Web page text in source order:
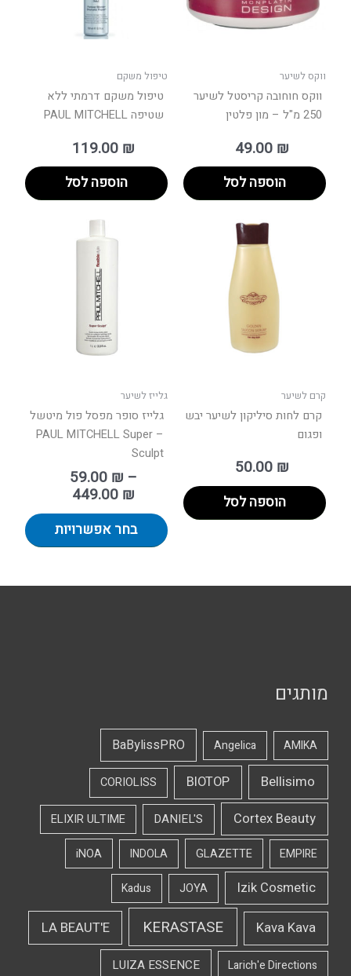
ווקס לשיער
ווקס חוחובה קריסטל לשיער
250 מ"ל – מון פלטין
49.00 ₪
הוספה לסל
טיפול משקם
טיפול משקם דרמתי ללא
שטיפה PAUL MITCHELL
119.00 ₪
הוספה לסל
קרם לשיער
קרם לחות סיליקון לשיער יבש
ופגום
50.00 ₪
הוספה לסל
גלייז לשיער
גלייז סופר מפסל פול מיטשל
– PAUL MITCHELL Super
Sculpt
59.00 ₪ –
449.00 ₪
בחר אפשרויות
מותגים
AMIKA
Angelica
BaBylissPRO
Bellisimo
BIOTOP
CORIOLISS
Cortex Beauty
DANIEL'S
ELIXIR ULTIME
EMPIRE
GLAZETTE
INDOLA
iNOA
Izik Cosmetic
JOYA
Kadus
Kava Kava
KERASTASE
LA BEAUT'E
Larich'e Directions
LUIZA ESSENCE